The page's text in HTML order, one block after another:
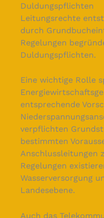
Duldungspflichten
Leitungsrechte
durch
Regelungen
Duldungspflichten.
Eine wichtige Rolle
entsprechende
verpflichten
bestimmten
Anschlussleitungen
Regelungen
Wasserversorgung
Landesebene.
Auch das